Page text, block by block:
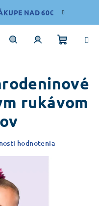
NAD 60€
košík
rukávom
hodnotenia